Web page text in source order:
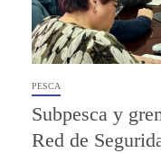
PESCA
Subpesca y
Red de